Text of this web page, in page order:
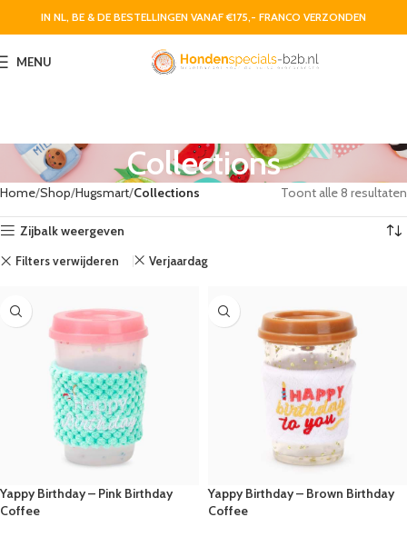
IN NL, BE & DE BESTELLINGEN VANAF €175,- FRANCO VERZONDEN
MENU
Collections
Home Shop Hugsmart Collections Toont alle 8 resultaten
Zijbalk weergeven
Filters verwijderen Verjaardag
Yappy Birthday – Pink Birthday
Coffee
Yappy Birthday – Brown Birthday
Coffee